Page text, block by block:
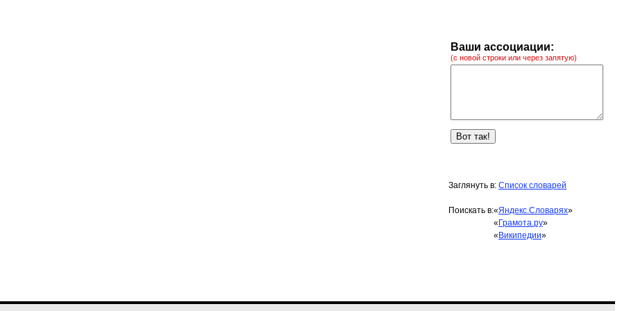
Ваши ассоциации:
(с новой строки или через запятую)
Заглянуть в: Список словарей
Поискать в:«Яндекс.Словарях»
« Грамота.ру»
« Википедии»